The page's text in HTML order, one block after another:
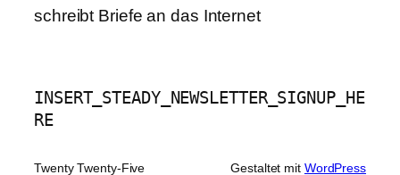
schreibt Briefe an das Internet
INSERT_STEADY_NEWSLETTER_SIGNUP_HE
RE
Twenty Twenty-Five Gestaltet mit WordPress